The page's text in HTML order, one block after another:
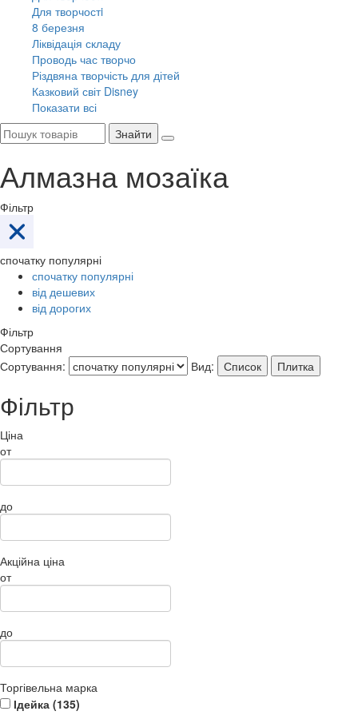
Для творчостi
8 березня
Ліквідація складу
Проводь час творчо
Різдвяна творчість для дітей
Казковий світ Disney
Показати всі
Знайти
Алмазна мозаїка
Фільтр
спочатку популярні
спочатку популярні
від дешевих
від дорогих
Фільтр
Сортування
Сортування:
Вид: Список Плитка
Фільтр
Ціна
от
до
Акційна ціна
от
до
Торгівельна марка
Ідейка (135)